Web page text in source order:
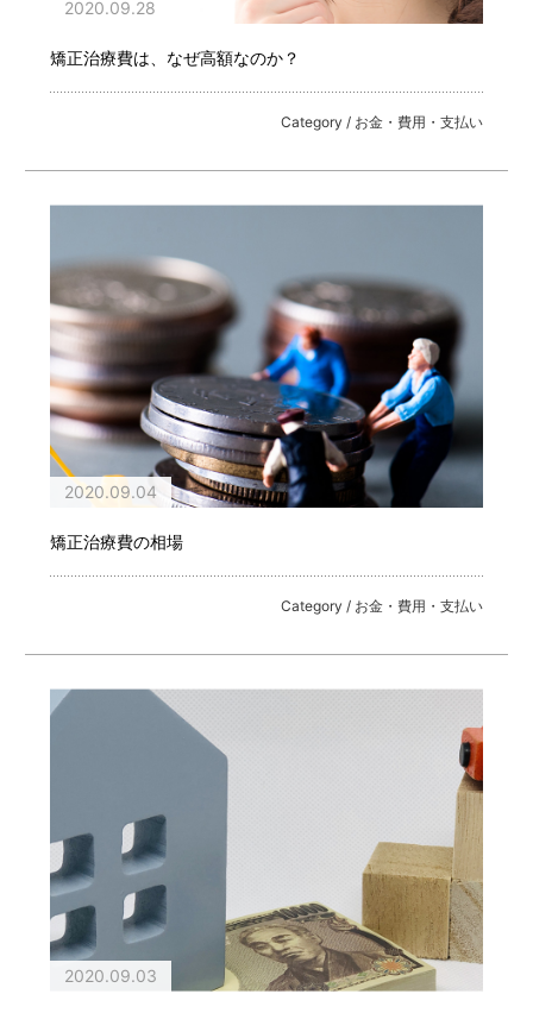
2020.09.28
矯正治療費は、なぜ高額なのか？
Category / お金・費用・支払い
2020.09.04
矯正治療費の相場
Category / お金・費用・支払い
2020.09.03